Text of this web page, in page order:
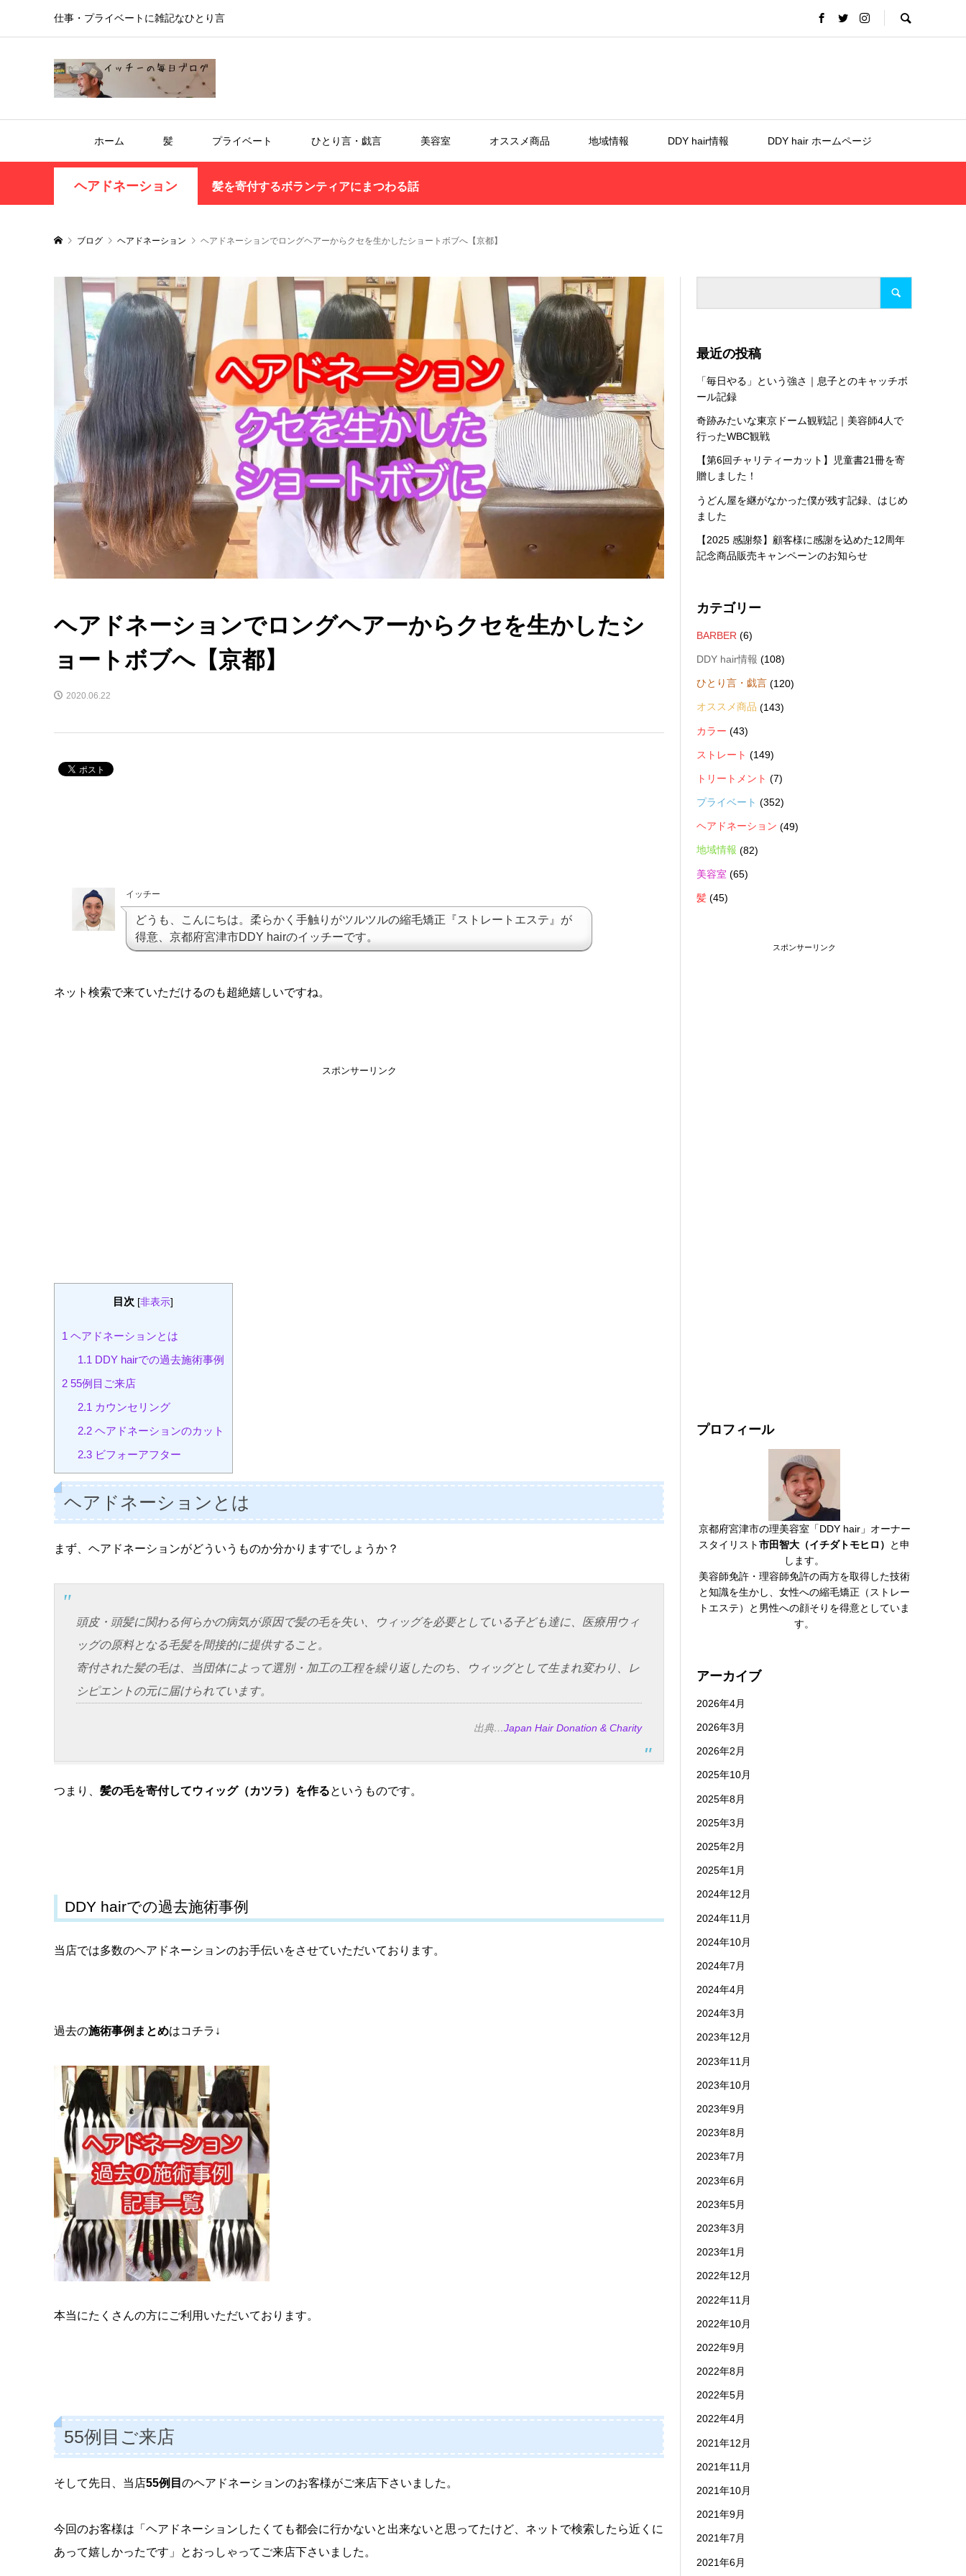
仕事・プライベートに雑記なひとり言
ホーム 髪 プライベート ひとり言・戯言 美容室 オススメ商品 地域情報 DDY hair情報 DDY hair ホームページ
ヘアドネーション 髪を寄付するボランティアにまつわる話
ブログ ヘアドネーション ヘアドネーションでロングヘアーからクセを生かしたショートボブへ【京都】
ヘアドネーションでロングヘアーからクセを生かしたシ
ョートボブへ【京都】
2020.06.22
イッチー
どうも、こんにちは。柔らかく手触りがツルツルの縮毛矯正『ストレートエステ』が
得意、京都府宮津市DDY hairのイッチーです。
ネット検索で来ていただけるのも超絶嬉しいですね。
スポンサーリンク
目次 [非表示]
1 ヘアドネーションとは
1.1 DDY hairでの過去施術事例
255例目ご来店
2.1 カウンセリング
2.2 ヘアドネーションのカット
2.3 ビフォーアフター
ヘアドネーションとは
まず、ヘアドネーションがどういうものか分かりますでしょうか？
頭皮・頭髪に関わる何らかの病気が原因で髪の毛を失い、ウィッグを必要としている子ども達に、医療用ウィ
ッグの原料となる毛髪を間接的に提供すること。
寄付された髪の毛は、当団体によって選別・加工の工程を繰り返したのち、ウィッグとして生まれ変わり、レ
シピエントの元に届けられています。
出典…Japan Hair Donation & Charity
つまり、 髪の毛を寄付してウィッグ（カツラ）を作るというものです。
DDY hairでの過去施術事例
当店では多数のヘアドネーションのお手伝いをさせていただいております。
過去の施術事例まとめはコチラ↓
本当にたくさんの方にご利用いただいております。
55例目ご来店
そして先日、当店55例目 のヘアドネーションのお客様がご来店下さいました。
今回のお客様は「ヘアドネーションしたくても都会に行かないと出来ないと思ってたけど、ネットで検索したら近くに
あって嬉しかったです」とおっしゃってご来店下さいました。
最近の投稿
「毎日やる」という強さ｜息子とのキャッチボ
ール記録
奇跡みたいな東京ドーム観戦記｜美容師4人で
行ったWBC観戦
【第6回チャリティーカット】児童書21冊を寄
贈しました！
うどん屋を継がなかった僕が残す記録、はじめ
ました
【2025 感謝祭】顧客様に感謝を込めた12周年
記念商品販売キャンペーンのお知らせ
カテゴリー
BARBER (6)
DDY hair情報 (108)
ひとり言・戯言 (120)
オススメ商品 (143)
カラー (43)
ストレート (149)
トリートメント (7)
プライベート (352)
ヘアドネーション (49)
地域情報 (82)
美容室 (65)
髪 (45)
スポンサーリンク
プロフィール
京都府宮津市の理美容室「DDY hair」オーナー
スタイリスト市田智大（イチダトモヒロ）
と申
します。
美容師免許・理容師免許の両方を取得した技術
と知識を生かし、女性への縮毛矯正（ストレー
トエステ）と男性への顔そりを得意としていま
す。
アーカイブ
2026年4月
2026年3月
2026年2月
2025年10月
2025年8月
2025年3月
2025年2月
2025年1月
2024年12月
2024年11月
2024年10月
2024年7月
2024年4月
2024年3月
2023年12月
2023年11月
2023年10月
2023年9月
2023年8月
2023年7月
2023年6月
2023年5月
2023年3月
2023年1月
2022年12月
2022年11月
2022年10月
2022年9月
2022年8月
2022年5月
2022年4月
2021年12月
2021年11月
2021年10月
2021年9月
2021年7月
2021年6月